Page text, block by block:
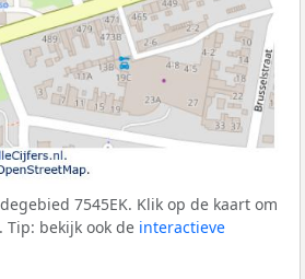
7545EK. Klik op de kaart om
Tip: bekijk ook de interactieve